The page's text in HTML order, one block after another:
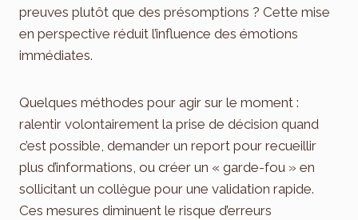
preuves plutôt que des présomptions ? Cette mise
en perspective réduit l’influence des émotions
immédiates.
Quelques méthodes pour agir sur le moment :
ralentir volontairement la prise de décision quand
c’est possible, demander un report pour recueillir
plus d’informations, ou créer un « garde-fou » en
sollicitant un collègue pour une validation rapide.
Ces mesures diminuent le risque d’erreurs